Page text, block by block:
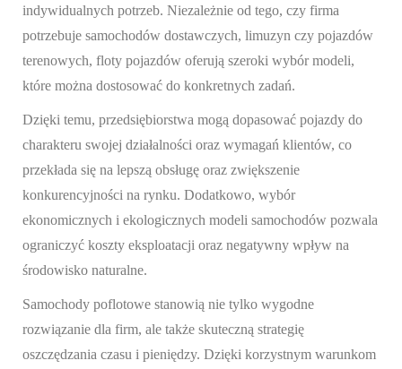
indywidualnych potrzeb. Niezależnie od tego, czy firma
potrzebuje samochodów dostawczych, limuzyn czy pojazdów
terenowych, floty pojazdów oferują szeroki wybór modeli,
które można dostosować do konkretnych zadań.
Dzięki temu, przedsiębiorstwa mogą dopasować pojazdy do
charakteru swojej działalności oraz wymagań klientów, co
przekłada się na lepszą obsługę oraz zwiększenie
konkurencyjności na rynku. Dodatkowo, wybór
ekonomicznych i ekologicznych modeli samochodów pozwala
ograniczyć koszty eksploatacji oraz negatywny wpływ na
środowisko naturalne.
Samochody poflotowe stanowią nie tylko wygodne
rozwiązanie dla firm, ale także skuteczną strategię
oszczędzania czasu i pieniędzy. Dzięki korzystnym warunkom